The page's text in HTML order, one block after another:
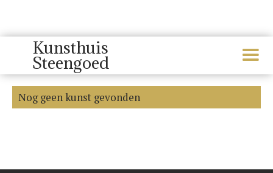
Kunsthuis
Steengoed
Albast
Nog geen kunst gevonden